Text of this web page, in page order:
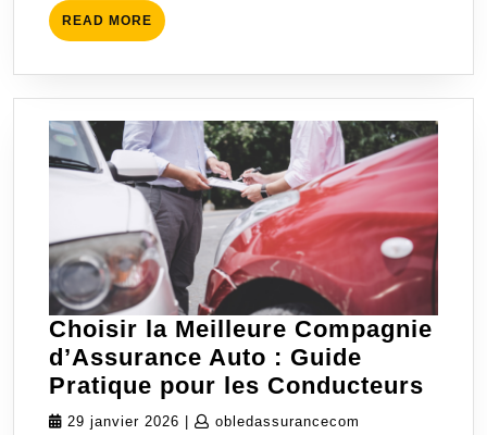
READ MORE READ
MORE
Choisir la Meilleure Compagnie
d’Assurance Auto : Guide
Pratique pour les Conducteurs
29 janvier 2026 29
obledassurancecom